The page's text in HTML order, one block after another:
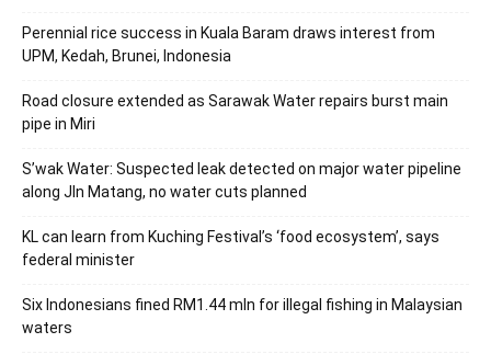
Perennial rice success in Kuala Baram draws interest from
UPM, Kedah, Brunei, Indonesia
Road closure extended as Sarawak Water repairs burst main
pipe in Miri
S’wak Water: Suspected leak detected on major water pipeline
along Jln Matang, no water cuts planned
KL can learn from Kuching Festival’s ‘food ecosystem’, says
federal minister
Six Indonesians fined RM1.44 mln for illegal fishing in Malaysian
waters